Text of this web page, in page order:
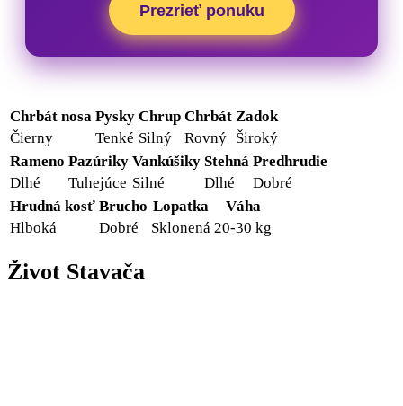
Prezrieť ponuku
Chrbát nosa Pysky Chrup Chrbát Zadok
Čierny
Tenké Silný Rovný Široký
Rameno Pazúriky Vankúšiky Stehná Predhrudie
Dlhé
Tuhejúce Silné Dlhé
Dobré
Hrudná kosť Brucho Lopatka
Váha
Hlboká
Dobré Sklonená 20-30 kg
Život Stavača